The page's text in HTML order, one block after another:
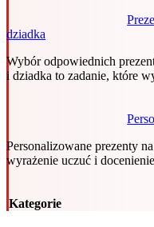
dziadka
Wybór odpowiednich
i dziadka to zadanie, które
Personalizowane prezenty
wyrażenie uczuć i
Kategorie